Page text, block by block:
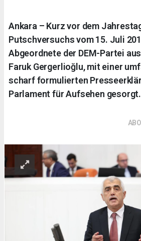
Ankara – Kurz vor dem
Putschversuchs vom 15. Juli
Abgeordnete der DEM-Partei
Faruk Gergerlioğlu, mit einer
scharf formulierten
Parlament für Aufsehen gesorgt.